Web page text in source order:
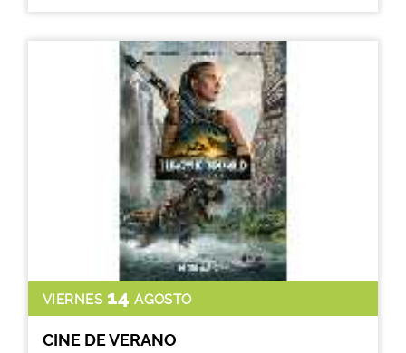
VIERNES 14 AGOSTO
CINE DE VERANO